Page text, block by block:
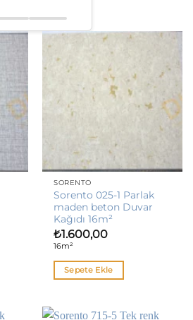
SORENTO
Sorento 025-1 Parlak
maden beton Duvar
Kağıdı 16m²
₺1.600,00
16m²
Sepete Ekle